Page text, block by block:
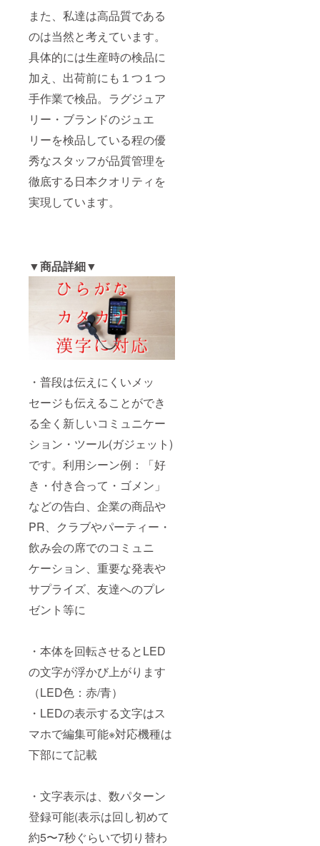
また、私達は高品質である
のは当然と考えています。
具体的には生産時の検品に
加え、出荷前にも１つ１つ
手作業で検品。ラグジュア
リー・ブランドのジュエ
リーを検品している程の優
秀なスタッフが品質管理を
徹底する日本クオリティを
実現しています。
▼商品詳細▼
・普段は伝えにくいメッ
セージも伝えることができ
る全く新しいコミュニケー
ション・ツール(ガジェット)
です。利用シーン例：「好
き・付き合って・ゴメン」
などの告白、企業の商品や
PR、クラブやパーティー・
飲み会の席でのコミュニ
ケーション、重要な発表や
サプライズ、友達へのプレ
ゼント等に
・本体を回転させるとLED
の文字が浮かび上がります
（LED色：赤/青）
・LEDの表示する文字はス
マホで編集可能※対応機種は
下部にて記載
・文字表示は、数パターン
登録可能(表示は回し初めて
約5〜7秒ぐらいで切り替わ